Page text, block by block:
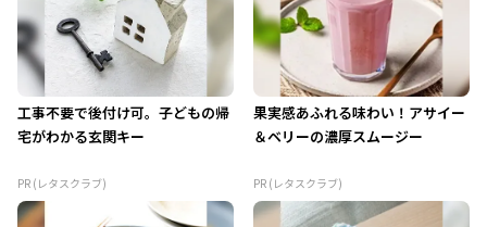
工事不要で後付け可。子どもの帰
宅がわかる玄関キー
PR (レタスクラブ)
果実感あふれる味わい！アサイー
＆ベリーの濃厚スムージー
PR (レタスクラブ)